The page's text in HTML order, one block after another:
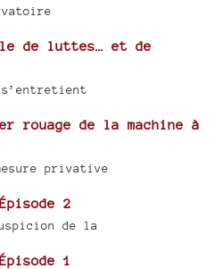
de luttes… et de
rouage de la machine à
privative
2
de la
1